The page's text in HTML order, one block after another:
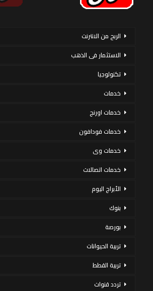
الربح من الانترنت
الاستثمار فى الذهب
تكنولوجيا
خدمات
خدمات اورنج
خدمات فودافون
خدمات وى
خدمات اتصالات
الأبراج اليوم
بنوك
بورصة
تربية الحيوانات
تربية القطط
تردد قنوات